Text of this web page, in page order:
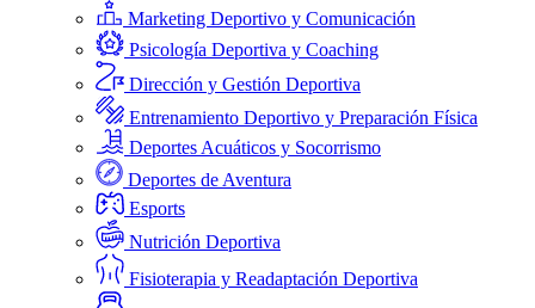
Marketing Deportivo y Comunicación
Psicología Deportiva y Coaching
Dirección y Gestión Deportiva
Entrenamiento Deportivo y Preparación Física
Deportes Acuáticos y Socorrismo
Deportes de Aventura
Esports
Nutrición Deportiva
Fisioterapia y Readaptación Deportiva